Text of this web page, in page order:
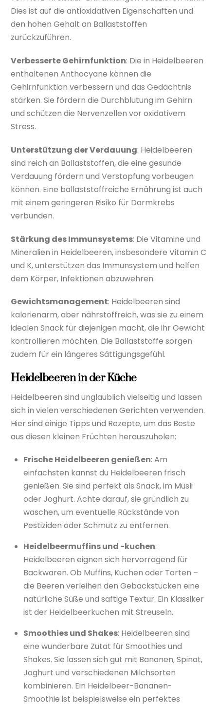
Dies ist auf die antioxidativen Eigenschaften und
den hohen Gehalt an Ballaststoffen
zurückzuführen.
Verbesserte Gehirnfunktion: Die in Heidelbeeren
enthaltenen Anthocyane können die
Gehirnfunktion verbessern und das Gedächtnis
stärken. Sie fördern die Durchblutung im Gehirn
und schützen die Nervenzellen vor oxidativem
Stress.
Unterstützung der Verdauung: Heidelbeeren
sind reich an Ballaststoffen, die eine gesunde
Verdauung fördern und Verstopfung vorbeugen
können. Eine ballaststoffreiche Ernährung ist auch
mit einem geringeren Risiko für Darmkrebs
verbunden.
Stärkung des Immunsystems: Die Vitamine und
Mineralien in Heidelbeeren, insbesondere Vitamin C
und K, unterstützen das Immunsystem und helfen
dem Körper, Infektionen abzuwehren.
Gewichtsmanagement: Heidelbeeren sind
kalorienarm, aber nährstoffreich, was sie zu einem
idealen Snack für diejenigen macht, die ihr Gewicht
kontrollieren möchten. Die Ballaststoffe sorgen
zudem für ein längeres Sättigungsgefühl.
Heidelbeeren in der Küche
Heidelbeeren sind unglaublich vielseitig und lassen
sich in vielen verschiedenen Gerichten verwenden.
Hier sind einige Tipps und Rezepte, um das Beste
aus diesen kleinen Früchten herauszuholen:
Frische Heidelbeeren genießen: Am
einfachsten kannst du Heidelbeeren frisch
genießen. Sie sind perfekt als Snack, im Müsli
oder Joghurt. Achte darauf, sie gründlich zu
waschen, um eventuelle Rückstände von
Pestiziden oder Schmutz zu entfernen.
Heidelbeermuffins und -kuchen:
Heidelbeeren eignen sich hervorragend für
Backwaren. Ob Muffins, Kuchen oder Torten –
die Beeren verleihen den Gebäckstücken eine
natürliche Süße und saftige Textur. Ein Klassiker
ist der Heidelbeerkuchen mit Streuseln.
Smoothies und Shakes: Heidelbeeren sind
eine wunderbare Zutat für Smoothies und
Shakes. Sie lassen sich gut mit Bananen, Spinat,
Joghurt und verschiedenen Milchsorten
kombinieren. Ein Heidelbeer-Bananen-
Smoothie ist beispielsweise ein perfektes